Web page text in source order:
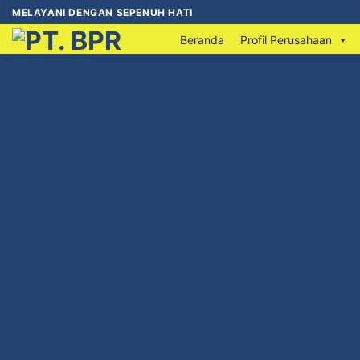
MELAYANI DENGAN SEPENUH HATI
Beranda Profil Perusahaan